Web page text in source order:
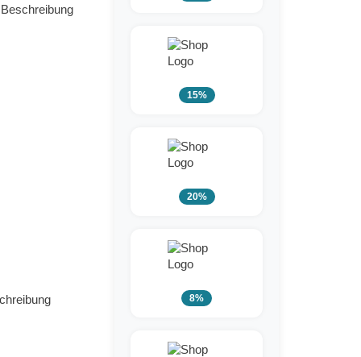
15%
20%
8%